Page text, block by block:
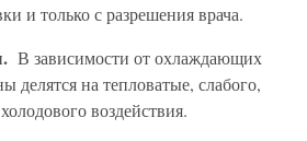
и только с разрешения врача.
В зависимости от охлаждающих
делятся на тепловатые, слабого,
воздействия.